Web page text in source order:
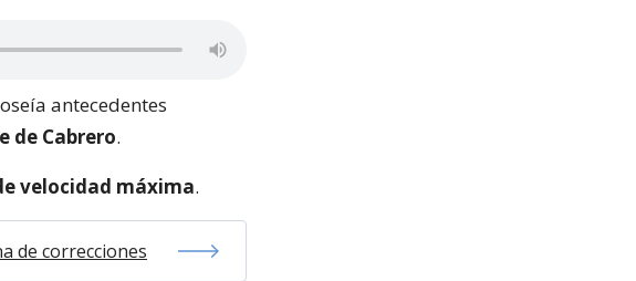
antecedentes
de Cabrero.
velocidad máxima.
de correcciones